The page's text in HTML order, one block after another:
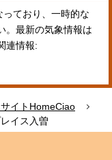
ており、一時的な
。最新の気象情報は
連情報:
イトHomeCiao
イス入曽